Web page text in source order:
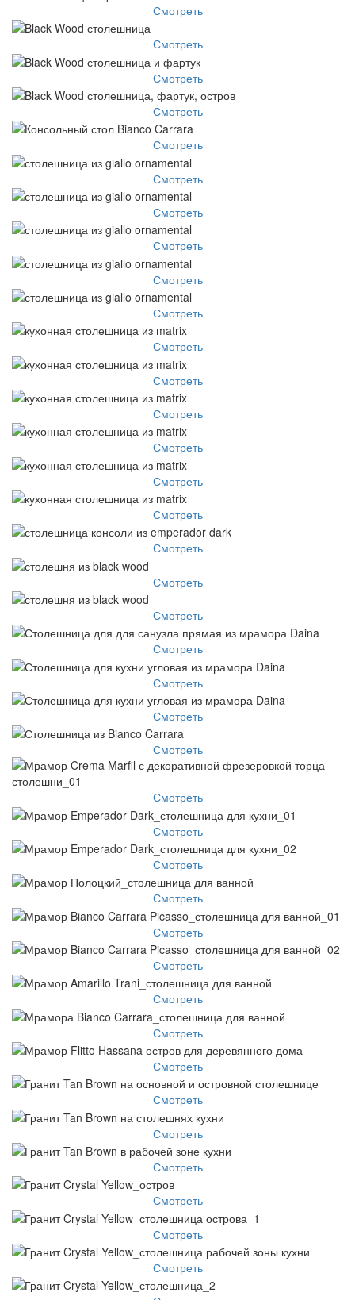
Смотреть
Смотреть
Смотреть
Смотреть
Смотреть
Смотреть
Смотреть
Смотреть
Смотреть
Смотреть
Смотреть
Смотреть
Смотреть
Смотреть
Смотреть
Смотреть
Смотреть
Смотреть
Смотреть
Смотреть
Смотреть
Смотреть
Смотреть
Смотреть
Смотреть
Смотреть
Смотреть
Смотреть
Смотреть
Смотреть
Смотреть
Смотреть
Смотреть
Смотреть
Смотреть
Смотреть
Смотреть
Смотреть